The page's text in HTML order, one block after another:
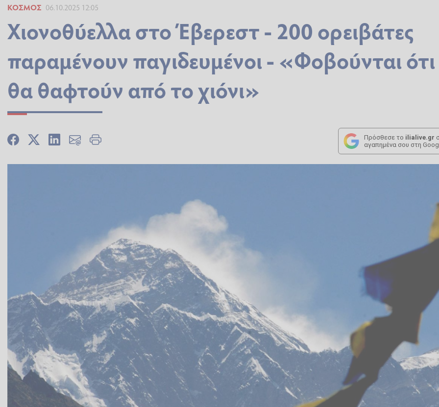
ΚΌΣΜΟΣ 06.10.2025 12:05
Χιονοθύελλα στο Έβερεστ - 200 ορειβάτες
παραμένουν παγιδευμένοι - «Φοβούνται ότι
θα θαφτούν από το χιόνι»
Πρόσθεσε το ilialive.gr
αγαπημένα σου στη